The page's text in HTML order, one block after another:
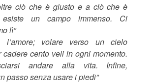
ciò che è giusto e a ciò che è
esiste un campo immenso. Ci
lì”
l’amore; volare verso un cielo
cadere cento veli in ogni momento.
andare alla vita. Infine,
passo senza usare i piedi”